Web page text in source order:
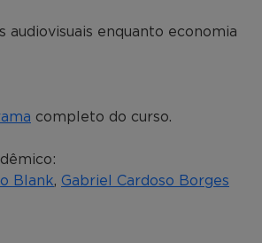
audiovisuais enquanto economia
completo do curso.
Blank, Gabriel Cardoso Borges